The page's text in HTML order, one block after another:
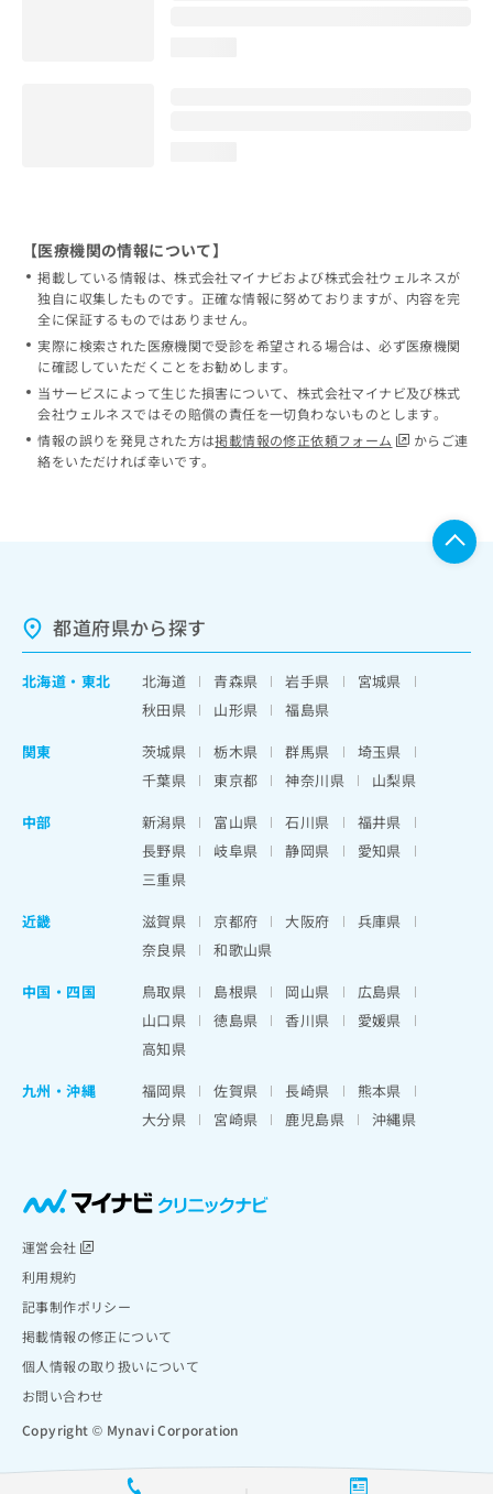
【医療機関の情報について】
掲載している情報は、株式会社マイナビおよび株式会社ウェルネスが
独自に収集したものです。正確な情報に努めておりますが、内容を完
全に保証するものではありません。
実際に検索された医療機関で受診を希望される場合は、必ず医療機関
に確認していただくことをお勧めします。
当サービスによって生じた損害について、株式会社マイナビ及び株式
会社ウェルネスではその賠償の責任を一切負わないものとします。
情報の誤りを発見された方は掲載情報の修正依頼フォーム
からご連
絡をいただければ幸いです。
都道府県から探す
北海道 ・ 東北 北海道 青森県 岩手県
宮城県
秋田県
山形県
福島県
関東
茨城県 栃木県 群馬県
埼玉県
千葉県
東京都 神奈川県
山梨県
中部
新潟県 富山県 石川県
福井県
長野県
岐阜県 静岡県
愛知県
三重県
近畿
滋賀県 京都府 大阪府
兵庫県
奈良県
和歌山県
中国・四国
鳥取県 島根県 岡山県
広島県
山口県
徳島県 香川県
愛媛県
高知県
九州・沖縄
福岡県 佐賀県 長崎県
熊本県
大分県
宮崎県 鹿児島県 沖縄県
運営会社
利用規約
記事制作ポリシー
掲載情報の修正について
個人情報の取り扱いについて
お問い合わせ
Copyright © Mynavi Corporation